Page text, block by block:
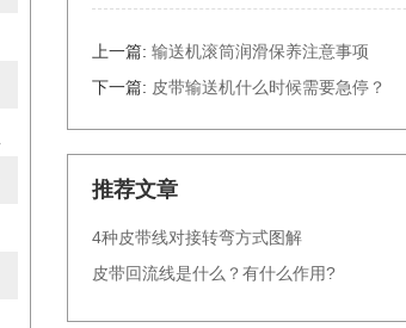
上一篇: 输送机滚筒润滑保养注意事项
下一篇: 皮带输送机什么时候需要急停？
推荐文章
4种皮带线对接转弯方式图解
皮带回流线是什么？有什么作用?